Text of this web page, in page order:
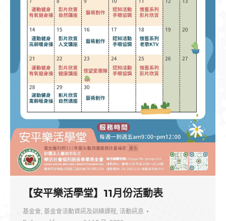
【安平樂活學堂】11月份活動表
基金會, 基金會活動資訊及訓練課程, 活動訊息